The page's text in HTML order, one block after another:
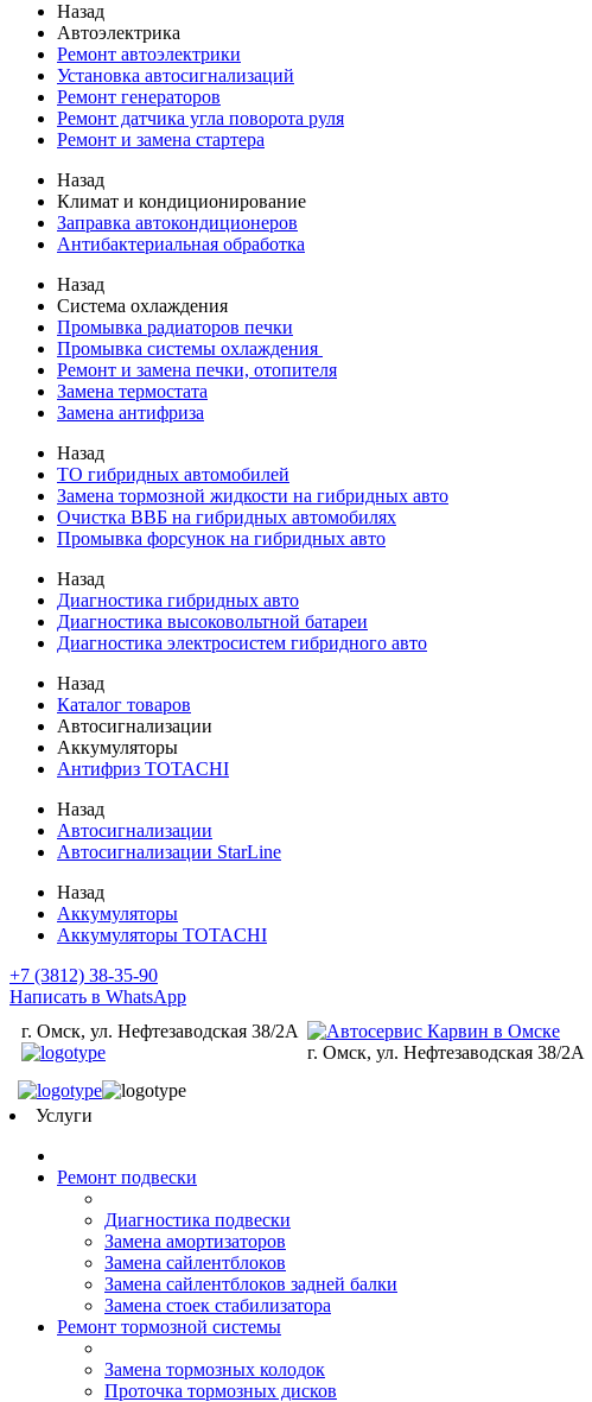
Назад
Автоэлектрика
Ремонт автоэлектрики
Установка автосигнализаций
Ремонт генераторов
Ремонт датчика угла поворота руля
Ремонт и замена стартера
Назад
Климат и кондиционирование
Заправка автокондиционеров
Антибактериальная обработка
Назад
Система охлаждения
Промывка радиаторов печки
Промывка системы охлаждения
Ремонт и замена печки, отопителя
Замена термостата
Замена антифриза
Назад
ТО гибридных автомобилей
Замена тормозной жидкости на гибридных авто
Очистка ВВБ на гибридных автомобилях
Промывка форсунок на гибридных авто
Назад
Диагностика гибридных авто
Диагностика высоковольтной батареи
Диагностика электросистем гибридного авто
Назад
Каталог товаров
Автосигнализации
Аккумуляторы
Антифриз TOTACHI
Назад
Автосигнализации
Автосигнализации StarLine
Назад
Аккумуляторы
Аккумуляторы TOTACHI
+7 (3812) 38-35-90
Написать в WhatsApp
г. Омск, ул. Нефтезаводская 38/2А
г. Омск, ул. Нефтезаводская 38/2А
Услуги
Ремонт подвески
Диагностика подвески
Замена амортизаторов
Замена сайлентблоков
Замена сайлентблоков задней балки
Замена стоек стабилизатора
Ремонт тормозной системы
Замена тормозных колодок
Проточка тормозных дисков